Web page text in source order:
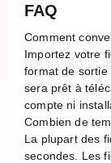
FAQ
Comment
Importez votre
format de sortie
sera prêt à
compte ni
Combien de
La plupart des
secondes. Les